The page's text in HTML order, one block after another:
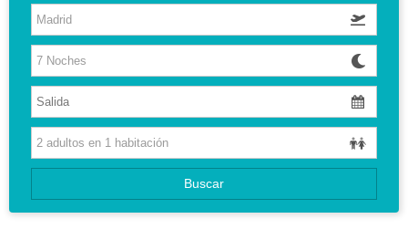
VUELO + HOTEL
MULTIDESTINOS
HOTELES
CIRCUITOS
GUIAS DE VIAJES
Buscar